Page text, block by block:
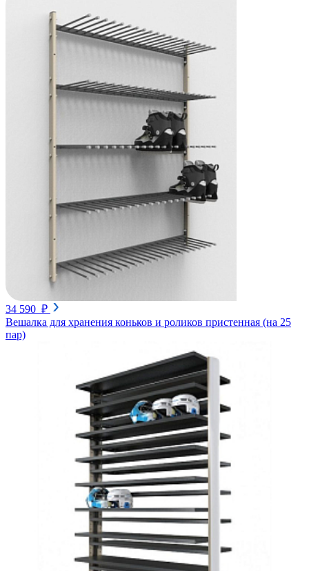
34 590 ₽
Вешалка для хранения коньков и роликов пристенная (на 25
пар)